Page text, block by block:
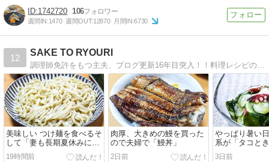
1742720 106
週間IN:1470 週間OUT:12870 月間IN:6730
12
SAKE TO RYOURI
調理師免許をもつ主夫、ブログ更新16年目突入！！料理レシピの紹介「楽しく作って楽しく食べる」、男が喜ぶレシピ満載ですよ！！
美味しい つけ麺を食べるそ
して「妻も長期夏休みに突
入」
19時間前
肉厚、大きめの鰻を買った
ので夫婦で「鰻丼」
2日前
やっぱり暑い
系が「タコと
カメの酢の物」
3日前